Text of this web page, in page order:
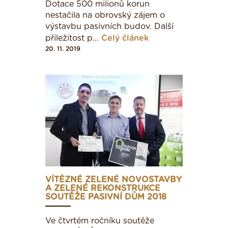
orientací, umístěním domu a bez celkové
optimalizace není možné navrhnout pasivní dům.
Projektová dokumentace
499/2006 Sb. by měl projekt obsahovat vše
potřebné v rozsahu a kvalitě odpovídající záměru
postavit pasivní dům. Měl by tedy obsahovat
značně více, než je zvykem u projektů pro
běžnou výstavbu.
Dotace 500 milionů korun
nestačila na obrovský zájem o
výstavbu pasivních budov. Další
příležitost p… Celý článek
20. 11. 2019
VÍTĚZNÉ ZELENÉ NOVOSTAVBY
A ZELENÉ REKONSTRUKCE
SOUTĚŽE PASIVNÍ DŮM 2018
Ve čtvrtém ročníku soutěže